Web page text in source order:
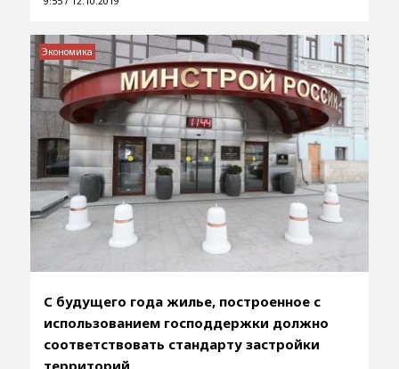
С будущего года жилье, построенное с
использованием господдержки должно
соответствовать стандарту застройки
Экономика